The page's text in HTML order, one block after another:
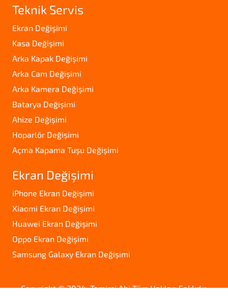
Teknik Servis
Ekran Değişimi
Kasa Değişimi
Arka Kapak Değişimi
Arka Cam Değişimi
Arka Kamera Değişimi
Batarya Değişimi
Ahize Değişimi
Hoparlör Değişimi
Açma Kapama Tuşu Değişimi
Ekran Değişimi
iPhone Ekran Değişimi
Xiaomi Ekran Değişimi
Huawei Ekran Değişimi
Oppo Ekran Değişimi
Samsung Galaxy Ekran Değişimi
Copyright © 2024. Tamirci Abi Tüm Hakları Saklıdır.